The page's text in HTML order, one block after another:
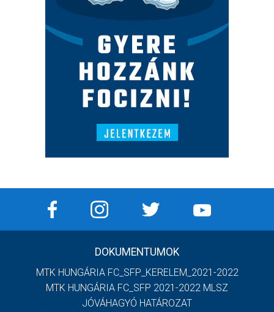
DOKUMENTUMOK
MTK HUNGÁRIA FC_SFP_KERELEM_2021-2022
MTK HUNGÁRIA FC_SFP 2021-2022 MLSZ
JÓVÁHAGYÓ HATÁROZAT